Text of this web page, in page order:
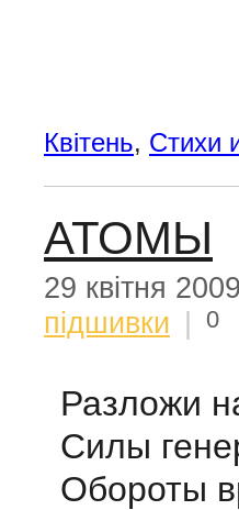
Квітень, Стихи
АТОМЫ
29 квітня
підшивки
0
Разложи
Силы
Обороты